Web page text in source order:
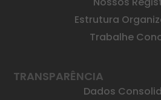
Estrutura
Trabalhe
TRANSPARÊNCIA
Dados